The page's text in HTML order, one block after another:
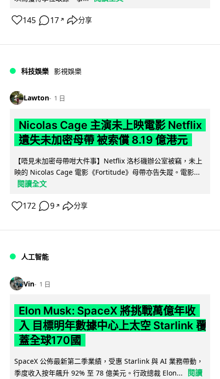
145 17 ↗ 分享
科技娛樂 影視娛樂
Lawton 1 日
Nicolas Cage 主演未上映電影 Netflix
遺失未加密母帶 被索償 8.19 億港元
【唔見未加密母帶咁大件事】Netflix 洛杉磯辦公室被竊，未上
映的 Nicolas Cage 電影《Fortitude》母帶亦告失蹤。電影...
閱讀全文
172 9 ↗ 分享
人工智能
Vin 1 日
Elon Musk: SpaceX 將挑戰萬億年收
入 目標明年數據中心上太空 Starlink 覆
蓋全球170國
SpaceX 公佈最新第二季業績，受惠 Starlink 與 AI 業務帶動，
季度收入按年飆升 92% 至 78 億美元。行政總裁 Elon...
閱讀